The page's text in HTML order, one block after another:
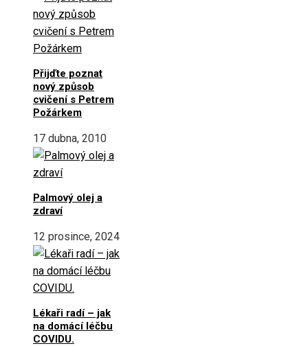
Přijďte poznat
nový způsob
cvičení s Petrem
Požárkem
17 dubna, 2010
Palmový olej a
zdraví
12 prosince, 2024
Lékaři radí – jak
na domácí léčbu
COVIDU.